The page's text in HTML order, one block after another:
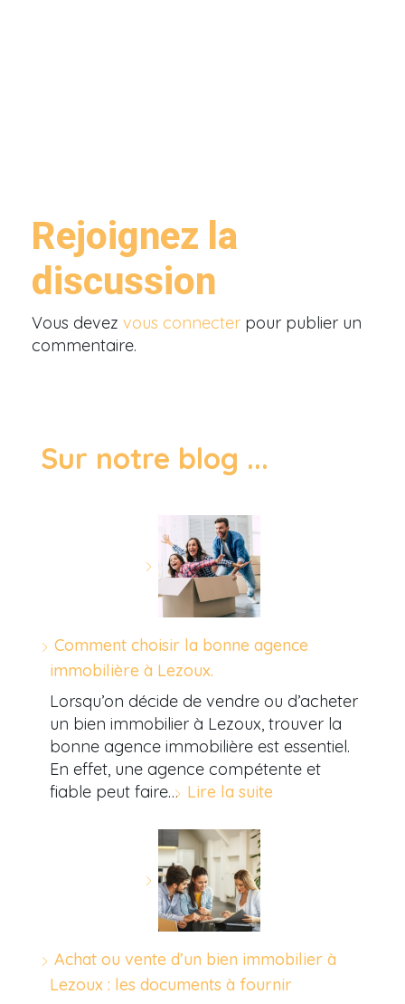
Rejoignez la
discussion
Vous devez vous connecter pour publier un
commentaire.
Sur notre blog ...
Comment choisir la bonne agence
immobilière à Lezoux.
Lorsqu’on décide de vendre ou d’acheter
un bien immobilier à Lezoux, trouver la
bonne agence immobilière est essentiel.
En effet, une agence compétente et
fiable peut faire… Lire la suite
Achat ou vente d’un bien immobilier à
Lezoux : les documents à fournir